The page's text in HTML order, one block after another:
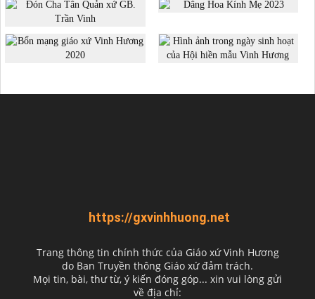
https://gxvinhhuong.net
Trang thông tin chính thức của Giáo xứ Vinh Hương
do Ban Truyền thông Giáo xứ đảm trách.
Mọi tin, bài, thư từ, ý kiến đóng góp... xin vui lòng gửi
về địa chỉ: